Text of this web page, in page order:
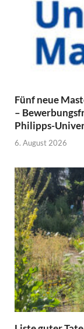
Fünf neue
–
Philipps-
6. August 2026